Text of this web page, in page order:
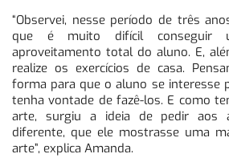
“Observei, nesse período de três
que é muito difícil conseguir
aproveitamento total do aluno. E,
realize os exercícios de casa.
forma para que o aluno se interesse
tenha vontade de fazê-los. E como
arte, surgiu a ideia de pedir aos
diferente, que ele mostrasse uma
arte”, explica Amanda.